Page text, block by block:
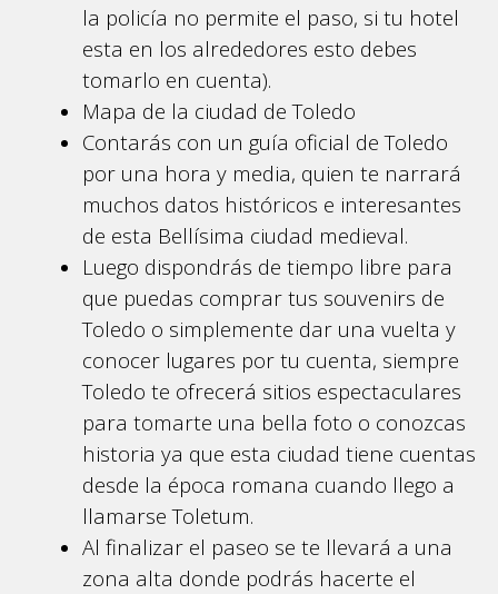
la policía no permite el paso, si tu hotel
esta en los alrededores esto debes
tomarlo en cuenta).
Mapa de la ciudad de Toledo
Contarás con un guía oficial de Toledo
por una hora y media, quien te narrará
muchos datos históricos e interesantes
de esta Bellísima ciudad medieval.
Luego dispondrás de tiempo libre para
que puedas comprar tus souvenirs de
Toledo o simplemente dar una vuelta y
conocer lugares por tu cuenta, siempre
Toledo te ofrecerá sitios espectaculares
para tomarte una bella foto o conozcas
historia ya que esta ciudad tiene cuentas
desde la época romana cuando llego a
llamarse Toletum.
Al finalizar el paseo se te llevará a una
zona alta donde podrás hacerte el